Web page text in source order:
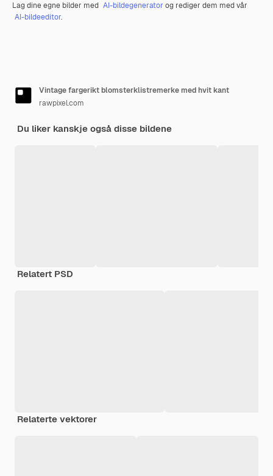
Lag dine egne bilder med AI-bildegenerator og rediger dem med vår
AI-bildeeditor.
Vintage fargerikt blomsterklistremerke med hvit kant
rawpixel.com
Du liker kanskje også disse bildene
Relatert PSD
Relaterte vektorer